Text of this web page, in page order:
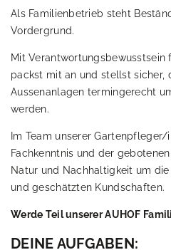
Als Familienbetrieb steht
Vordergrund.
Mit Verantwortungsbewusstsein
packst mit an und stellst sicher,
Aussenanlagen termingerecht
werden.
Im Team unserer
Fachkenntnis und der
Natur und Nachhaltigkeit um
und geschätzten Kundschaften.
Werde Teil unserer AUHOF
DEINE AUFGABEN: